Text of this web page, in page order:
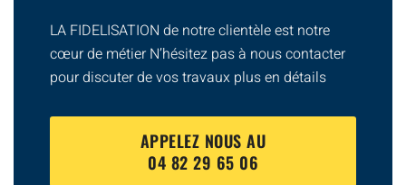
LA FIDELISATION de notre clientèle est notre
cœur de métier N’hésitez pas à nous contacter
pour discuter de vos travaux plus en détails
APPELEZ NOUS AU
04 82 29 65 06